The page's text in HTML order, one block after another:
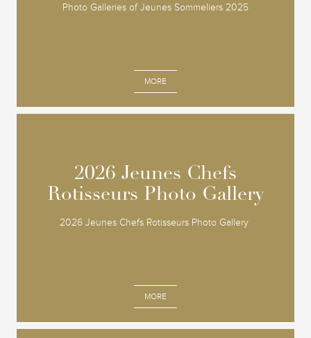
Photo Galleries of Jeunes Sommeliers 2025
MORE
2026 Jeunes Chefs
Rotisseurs Photo Gallery
2026 Jeunes Chefs Rotisseurs Photo Gallery
MORE
2026 Jeunes Chefs
Rotisseurs Photo Gallery